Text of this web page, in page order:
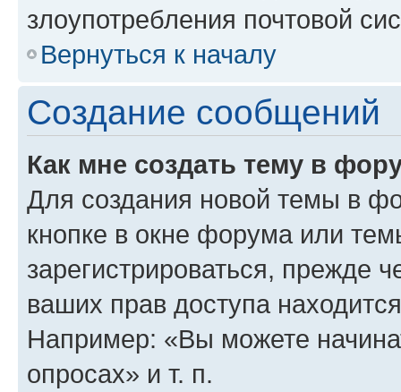
злоупотребления почтовой
Вернуться к началу
Создание сообщений
Как мне создать тему в
Для создания новой темы в
кнопке в окне форума или
зарегистрироваться, прежде
ваших прав доступа
Например: «Вы можете
опросах» и т. п.